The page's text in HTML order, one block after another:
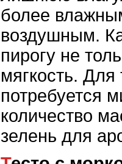
более
воздушным.
пирогу не
мягкость. Для
потребуется
количество
зелень для